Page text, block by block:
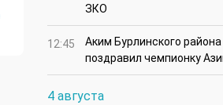
ЗКО
12:45
Аким Бурлинского района
поздравил чемпионку
4 августа